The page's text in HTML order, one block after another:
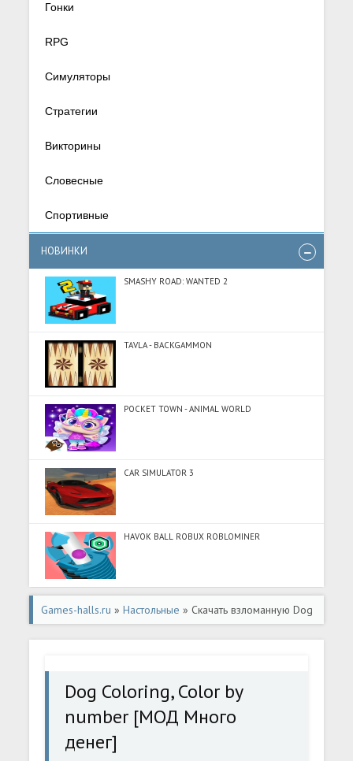
Гонки
RPG
Симуляторы
Стратегии
Викторины
Словесные
Спортивные
НОВИНКИ
SMASHY ROAD: WANTED 2
TAVLA - BACKGAMMON
POCKET TOWN - ANIMAL WORLD
CAR SIMULATOR 3
HAVOK BALL ROBUX ROBLOMINER
Games-halls.ru »Настольные » Скачать взломанную Dog
Coloring, Color by number [МОД Много денег] - полная
Dog Coloring, Color by
number [МОД Много
денег]